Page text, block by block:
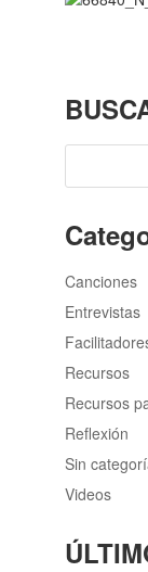
Canciones
Entrevistas
Recursos
Recursos
Reflexión
Sin
Videos